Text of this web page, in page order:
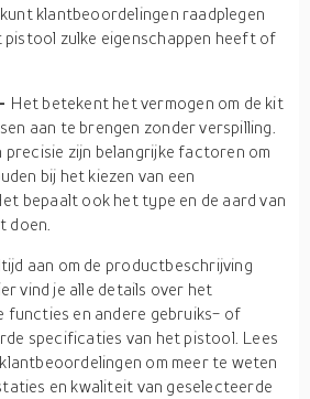
klantbeoordelingen raadplegen
zulke eigenschappen heeft of
Het betekent het vermogen om de kit
aan te brengen zonder verspilling.
precisie zijn belangrijke factoren om
bij het kiezen van een
bepaalt ook het type en de aard van
doen.
aan om de productbeschrijving
vind je alle details over het
functies en andere gebruiks- of
specificaties van het pistool. Lees
om meer te weten
en kwaliteit van geselecteerde